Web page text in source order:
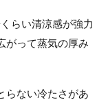
らい清涼感が強力
がって蒸気の厚み
らない冷たさがあ